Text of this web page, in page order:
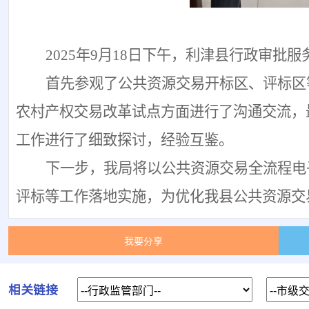
2025年9月18日下午， 利津县行政审批服
首先参观了公共资源交易开标区、评标
农村产权交易改革试点方面进行了沟通交流
工作进行了细致探讨，经验互鉴。
下一步，我局将以公共资源交易全流程
评标等工作落地实施，为优化我县公共资源
我要分享
相关链接